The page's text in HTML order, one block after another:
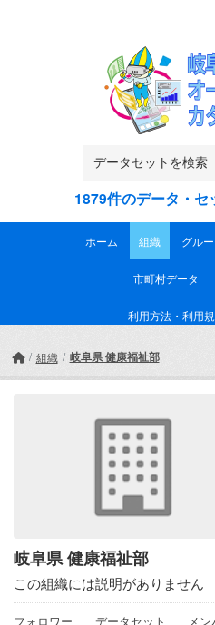
1879件のデータ・
ホーム 組織 グル
市町村データ
利用方法・利用
組織 岐阜県 健康福祉部
岐阜県 健康福祉部
この組織には説明がありません
フォロワー データセット メン